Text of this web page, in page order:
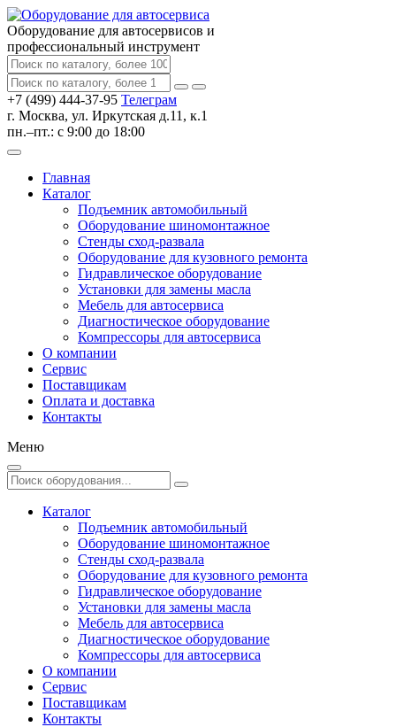
Оборудование для автосервисов и
профессиональный инструмент
+7 (499) 444-37-95 Телеграм
г. Москва, ул. Иркутская д.11, к.1
пн.–пт.: с 9:00 до 18:00
Главная
Каталог
Подъемник автомобильный
Оборудование шиномонтажное
Стенды сход-развала
Оборудование для кузовного ремонта
Гидравлическое оборудование
Установки для замены масла
Мебель для автосервиса
Диагностическое оборудование
Компрессоры для автосервиса
О компании
Сервис
Поставщикам
Оплата и доставка
Контакты
Меню
Каталог
Подъемник автомобильный
Оборудование шиномонтажное
Стенды сход-развала
Оборудование для кузовного ремонта
Гидравлическое оборудование
Установки для замены масла
Мебель для автосервиса
Диагностическое оборудование
Компрессоры для автосервиса
О компании
Сервис
Поставщикам
Контакты